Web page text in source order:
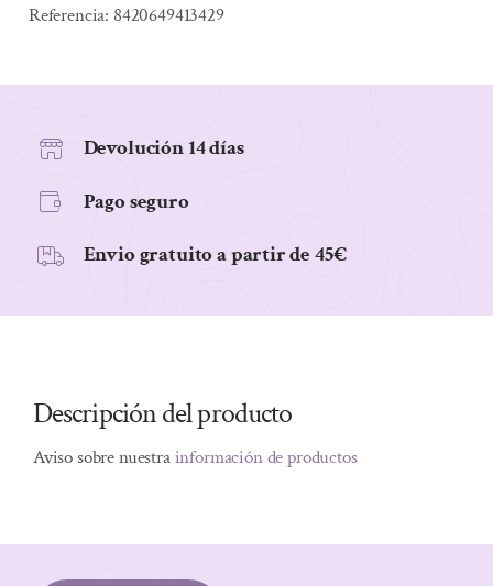
MATE
8ML
Referencia: 8420649413429
Devolución 14 días
Pago seguro
Envio gratuito a partir de 45€
Descripción del producto
Aviso sobre nuestrainformación de productos